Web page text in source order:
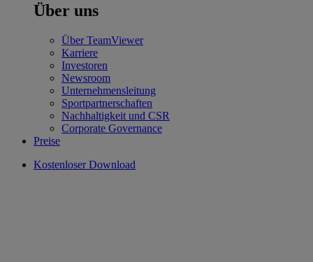
Über uns
Über TeamViewer
Karriere
Investoren
Newsroom
Unternehmensleitung
Sportpartnerschaften
Nachhaltigkeit und CSR
Corporate Governance
Preise
Kostenloser Download